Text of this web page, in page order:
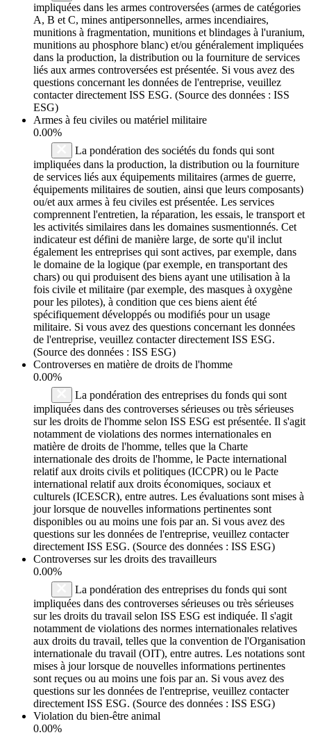
impliquées dans les armes controversées (armes de catégories
A, B et C, mines antipersonnelles, armes incendiaires,
munitions à fragmentation, munitions et blindages à l'uranium,
munitions au phosphore blanc) et/ou généralement impliquées
dans la production, la distribution ou la fourniture de services
liés aux armes controversées est présentée. Si vous avez des
questions concernant les données de l'entreprise, veuillez
contacter directement ISS ESG. (Source des données : ISS
ESG)
Armes à feu civiles ou matériel militaire
0.00%
La pondération des sociétés du fonds qui sont
impliquées dans la production, la distribution ou la fourniture
de services liés aux équipements militaires (armes de guerre,
équipements militaires de soutien, ainsi que leurs composants)
ou/et aux armes à feu civiles est présentée. Les services
comprennent l'entretien, la réparation, les essais, le transport et
les activités similaires dans les domaines susmentionnés. Cet
indicateur est défini de manière large, de sorte qu'il inclut
également les entreprises qui sont actives, par exemple, dans
le domaine de la logique (par exemple, en transportant des
chars) ou qui produisent des biens ayant une utilisation à la
fois civile et militaire (par exemple, des masques à oxygène
pour les pilotes), à condition que ces biens aient été
spécifiquement développés ou modifiés pour un usage
militaire. Si vous avez des questions concernant les données
de l'entreprise, veuillez contacter directement ISS ESG.
(Source des données : ISS ESG)
Controverses en matière de droits de l'homme
0.00%
La pondération des entreprises du fonds qui sont
impliquées dans des controverses sérieuses ou très sérieuses
sur les droits de l'homme selon ISS ESG est présentée. Il s'agit
notamment de violations des normes internationales en
matière de droits de l'homme, telles que la Charte
internationale des droits de l'homme, le Pacte international
relatif aux droits civils et politiques (ICCPR) ou le Pacte
international relatif aux droits économiques, sociaux et
culturels (ICESCR), entre autres. Les évaluations sont mises à
jour lorsque de nouvelles informations pertinentes sont
disponibles ou au moins une fois par an. Si vous avez des
questions sur les données de l'entreprise, veuillez contacter
directement ISS ESG. (Source des données : ISS ESG)
Controverses sur les droits des travailleurs
0.00%
La pondération des entreprises du fonds qui sont
impliquées dans des controverses sérieuses ou très sérieuses
sur les droits du travail selon ISS ESG est indiquée. Il s'agit
notamment de violations des normes internationales relatives
aux droits du travail, telles que la convention de l'Organisation
internationale du travail (OIT), entre autres. Les notations sont
mises à jour lorsque de nouvelles informations pertinentes
sont reçues ou au moins une fois par an. Si vous avez des
questions sur les données de l'entreprise, veuillez contacter
directement ISS ESG. (Source des données : ISS ESG)
Violation du bien-être animal
0.00%